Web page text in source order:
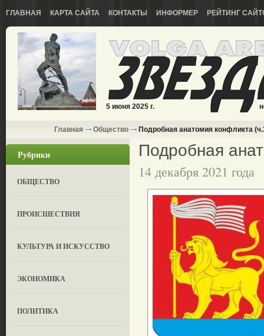
ГЛАВНАЯ КАРТА САЙТА КОНТАКТЫ ИНФОРМЕР РЕЙТИНГ
5 июня 2025 г.
Главная Общество Подробная анатомия конфликта
Рубрики
ОБЩЕСТВО
ПРОИСШЕСТВИЯ
КУЛЬТУРА И ИСКУССТВО
ЭКОНОМИКА
ПОЛИТИКА
Подробная
14 декабря 2021 года